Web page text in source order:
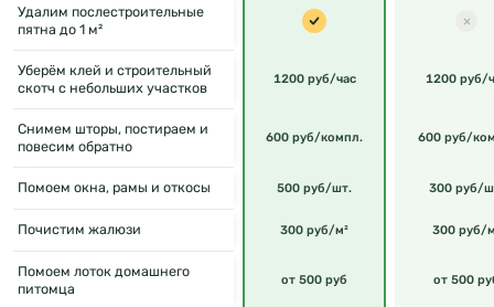
Удалим послестроительные
пятна до 1 м²
Уберём клей и строительный
скотч с небольших участков
1200 руб/час 1200 руб/
Снимем шторы, постираем и
повесим обратно
600 руб/компл. 600 руб/
Помоем окна, рамы и откосы 500 руб/шт. 300 руб/
Почистим жалюзи 300 руб/м² 300 руб/
Помоем лоток домашнего
питомца
от 500 руб от 500